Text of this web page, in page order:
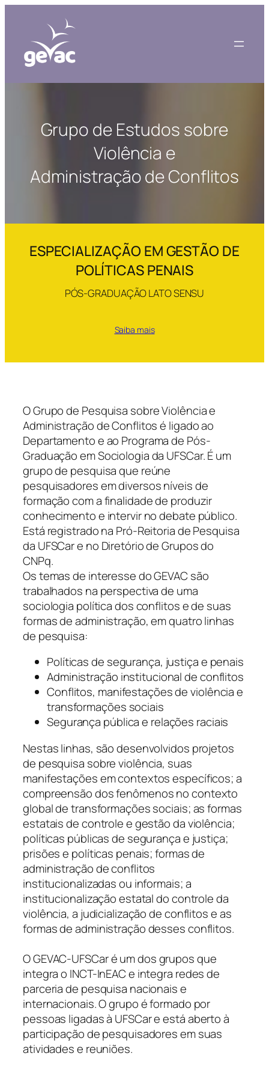
Grupo de Estudos sobre
Violência e
Administração de Conflitos
ESPECIALIZAÇÃO EM GESTÃO DE
POLÍTICAS PENAIS
PÓS-GRADUAÇÃO LATO SENSU
Saiba mais
O Grupo de Pesquisa sobre Violência e
Administração de Conflitos é ligado ao
Departamento e ao Programa de Pós-
Graduação em Sociologia da UFSCar. É um
grupo de pesquisa que reúne
pesquisadores em diversos níveis de
formação com a finalidade de produzir
conhecimento e intervir no debate público.
Está registrado na Pró-Reitoria de Pesquisa
da UFSCar e no Diretório de Grupos do
CNPq.
Os temas de interesse do GEVAC são
trabalhados na perspectiva de uma
sociologia política dos conflitos e de suas
formas de administração, em quatro linhas
de pesquisa:
Políticas de segurança, justiça e penais
Administração institucional de conflitos
Conflitos, manifestações de violência e
transformações sociais
Segurança pública e relações raciais
Nestas linhas, são desenvolvidos projetos
de pesquisa sobre violência, suas
manifestações em contextos específicos; a
compreensão dos fenômenos no contexto
global de transformações sociais; as formas
estatais de controle e gestão da violência;
políticas públicas de segurança e justiça;
prisões e políticas penais; formas de
administração de conflitos
institucionalizadas ou informais; a
institucionalização estatal do controle da
violência, a judicialização de conflitos e as
formas de administração desses conflitos.
O GEVAC-UFSCar é um dos grupos que
integra o INCT-InEAC e integra redes de
parceria de pesquisa nacionais e
internacionais. O grupo é formado por
pessoas ligadas à UFSCar e está aberto à
participação de pesquisadores em suas
atividades e reuniões.